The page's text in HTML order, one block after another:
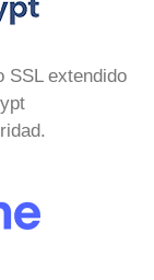
SSL extendido